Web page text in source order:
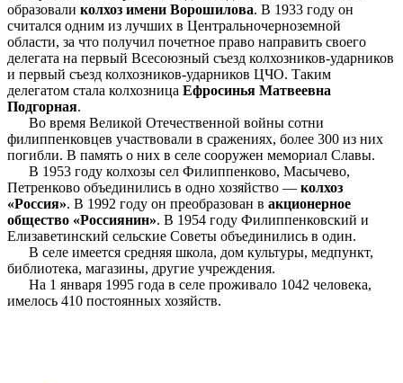
образовали колхоз имени Ворошилова. В 1933 году он
считался одним из лучших в Центральночерноземной
области, за что получил почетное право направить своего
делегата на первый Всесоюзный съезд колхозников-ударников
и первый съезд колхозников-ударников ЦЧО. Таким
делегатом стала колхозница Ефросинья Матвеевна
Подгорная.
Во время Великой Отечественной войны сотни
филиппенковцев участвовали в сражениях, более 300 из них
погибли. В память о них в селе сооружен мемориал Славы.
В 1953 году колхозы сел Филиппенково, Масычево,
Петренково объединились в одно хозяйство — колхоз
«Россия». В 1992 году он преобразован в акционерное
общество «Россиянин». В 1954 году Филиппенковский и
Елизаветинский сельские Советы объединились в один.
В селе имеется средняя школа, дом культуры, медпункт,
библиотека, магазины, другие учреждения.
На 1 января 1995 года в селе проживало 1042 человека,
имелось 410 постоянных хозяйств.